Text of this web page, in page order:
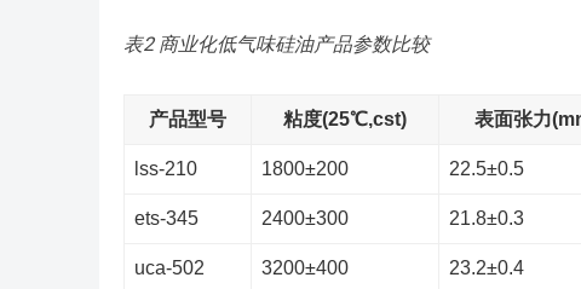
表2 商业化低气味硅油产品参数比较
产品型号 粘度(25℃,cst) 表面张力
lss-210 1800±200 22.5±0.5
ets-345 2400±300 21.8±0.3
uca-502 3200±400 23.2±0.4